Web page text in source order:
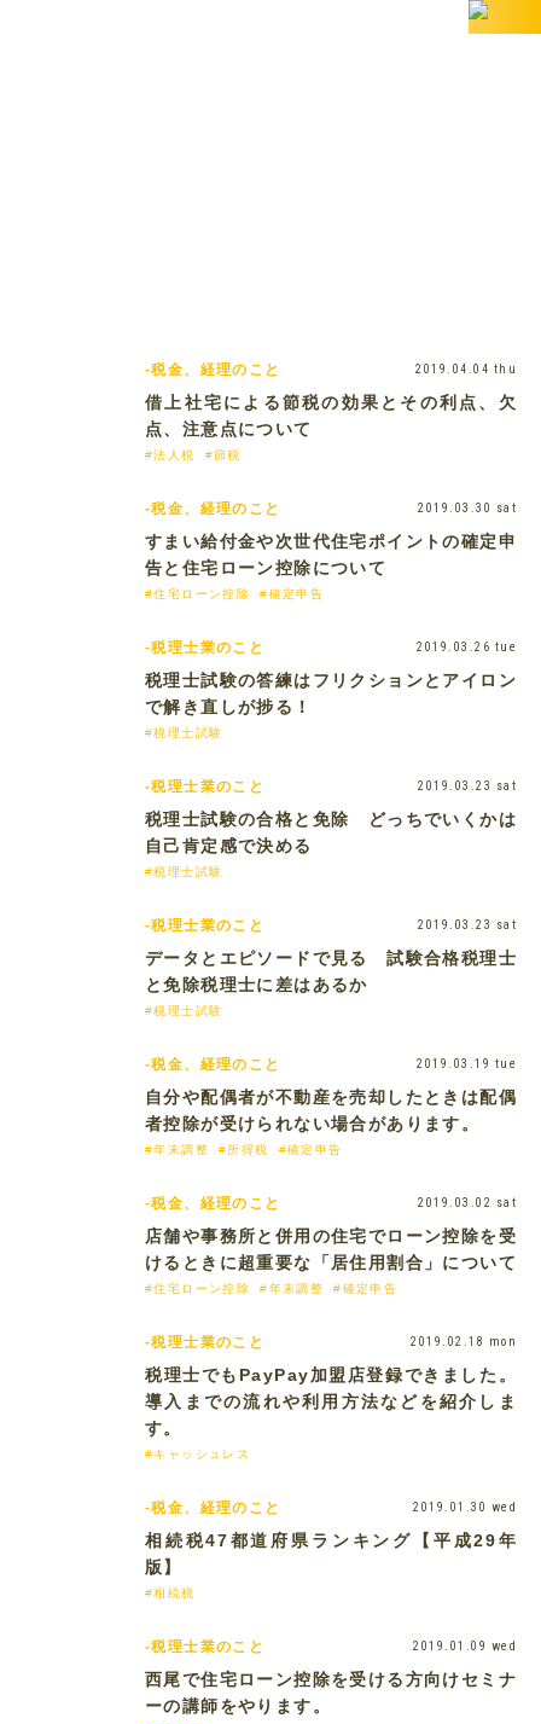
-税金、経理のこと 2019.04.04 thu
借上社宅による節税の効果とその利点、欠
点、注意点について
#法人税 #節税
-税金、経理のこと 2019.03.30 sat
すまい給付金や次世代住宅ポイントの確定申
告と住宅ローン控除について
#住宅ローン控除 #確定申告
-税理士業のこと 2019.03.26 tue
税理士試験の答練はフリクションとアイロン
で解き直しが捗る！
#税理士試験
-税理士業のこと 2019.03.23 sat
税理士試験の合格と免除 どっちでいくかは
自己肯定感で決める
#税理士試験
-税理士業のこと 2019.03.23 sat
データとエピソードで見る 試験合格税理士
と免除税理士に差はあるか
#税理士試験
-税金、経理のこと 2019.03.19 tue
自分や配偶者が不動産を売却したときは配偶
者控除が受けられない場合があります。
#年末調整 #所得税 #確定申告
-税金、経理のこと 2019.03.02 sat
店舗や事務所と併用の住宅でローン控除を受
けるときに超重要な「居住用割合」について
#住宅ローン控除 #年末調整 #確定申告
-税理士業のこと 2019.02.18 mon
税理士でもPayPay加盟店登録できました。
導入までの流れや利用方法などを紹介しま
す。
#キャッシュレス
-税金、経理のこと 2019.01.30 wed
相続税47都道府県ランキング【平成29年
版】
#相続税
-税理士業のこと 2019.01.09 wed
西尾で住宅ローン控除を受ける方向けセミナ
ーの講師をやります。